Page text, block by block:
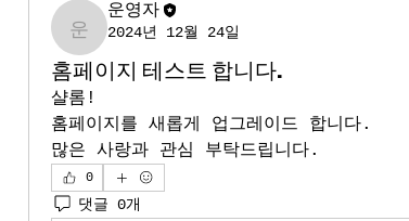
운영자
운영자
2024년 12월 24일
홈페이지 테스트 합니다.
샬롬!
홈페이지를 새롭게 업그레이드 합니다.
많은 사랑과 관심 부탁드립니다.
0
댓글 0개